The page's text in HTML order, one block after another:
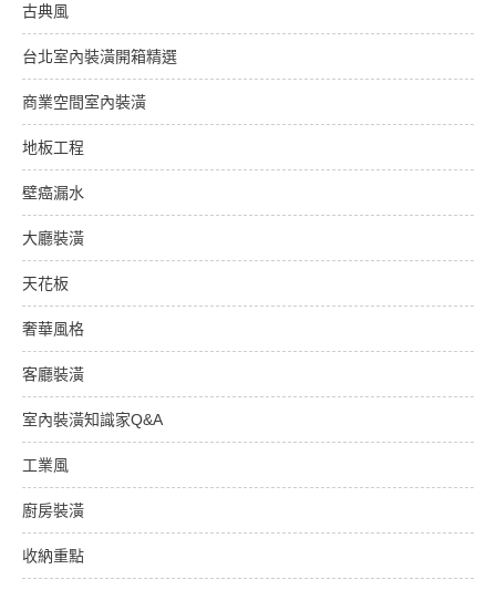
古典風
台北室內裝潢開箱精選
商業空間室內裝潢
地板工程
壁癌漏水
大廳裝潢
天花板
奢華風格
客廳裝潢
室內裝潢知識家Q&A
工業風
廚房裝潢
收納重點